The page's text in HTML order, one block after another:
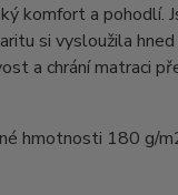
komfort a pohodlí.
si vysloužila
a chrání matraci
hmotnosti 180 g/